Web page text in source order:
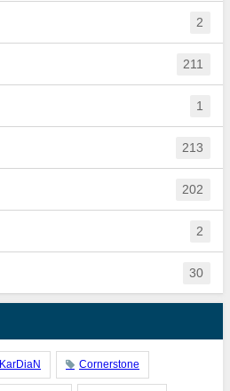
2
211
1
213
202
2
30
KarDiaN Cornerstone